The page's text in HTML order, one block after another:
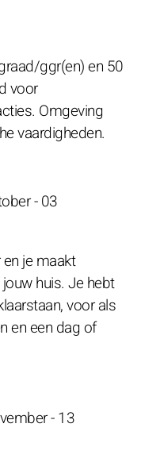
ggr(en) en 50
voor
Omgeving
vaardigheden.
- 03
je maakt
huis. Je hebt
voor als
en een dag of
- 13